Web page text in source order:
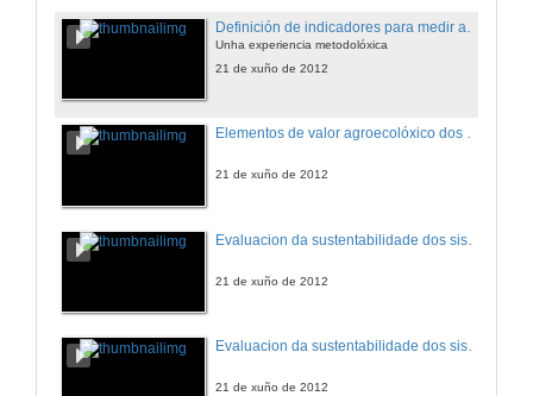
Unha experiencia metodolóxica
21 de xuño de 2012
Elementos de valor agroecolóxico dos navazos como agroecosistema tradicional sanluqueño
21 de xuño de 2012
21 de xuño de 2012
Evaluacion da sustentabilidade dos sistemas ecolóxicos de ovino leiteiro na rexión central de España en relación a súa tipoloxía. Quenda de preguntas
21 de xuño de 2012